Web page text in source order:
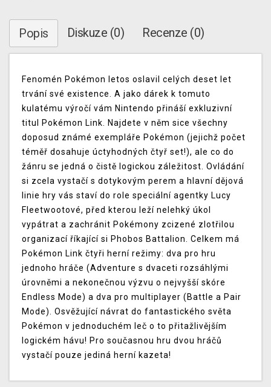
Popis Diskuze (0) Recenze (0)
Fenomén Pokémon letos oslavil celých deset let
trvání své existence. A jako dárek k tomuto
kulatému výročí vám Nintendo přináší exkluzivní
titul Pokémon Link. Najdete v něm sice všechny
doposud známé exempláře Pokémon (jejichž počet
téměř dosahuje úctyhodných čtyř set!), ale co do
žánru se jedná o čistě logickou záležitost. Ovládání
si zcela vystačí s dotykovým perem a hlavní dějová
linie hry vás staví do role speciální agentky Lucy
Fleetwootové, před kterou leží nelehký úkol
vypátrat a zachránit Pokémony zcizené zlotřilou
organizací říkající si Phobos Battalion. Celkem má
Pokémon Link čtyři herní režimy: dva pro hru
jednoho hráče (Adventure s dvaceti rozsáhlými
úrovněmi a nekonečnou výzvu o nejvyšší skóre
Endless Mode) a dva pro multiplayer (Battle a Pair
Mode). Osvěžující návrat do fantastického světa
Pokémon v jednoduchém leč o to přitažlivějším
logickém hávu! Pro současnou hru dvou hráčů
vystačí pouze jediná herní kazeta!